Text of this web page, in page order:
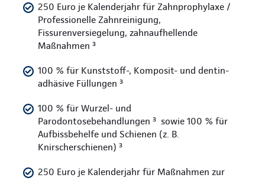
250 Euro je Kalenderjahr für Zahnprophylaxe /
Professionelle Zahnreinigung,
Fissurenversiegelung, zahnaufhellende
Maßnahmen ³
100 % für Kunststoff-, Komposit- und dentin-
adhäsive Füllungen ³
100 % für Wurzel- und
Parodontosebehandlungen ³ sowie 100 % für
Aufbissbehelfe und Schienen (z. B.
Knirscherschienen) ³
250 Euro je Kalenderjahr für Maßnahmen zur